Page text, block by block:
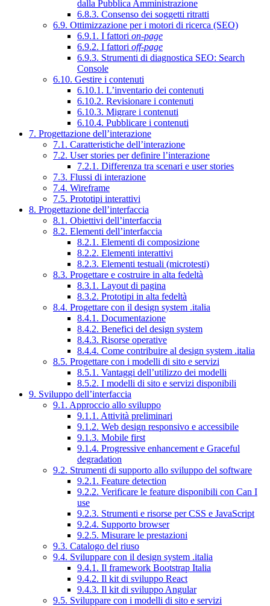
dalla Pubblica Amministrazione
6.8.3. Consenso dei soggetti ritratti
6.9. Ottimizzazione per i motori di ricerca (SEO)
6.9.1. I fattori on-page
6.9.2. I fattori off-page
6.9.3. Strumenti di diagnostica SEO: Search
Console
6.10. Gestire i contenuti
6.10.1. L’inventario dei contenuti
6.10.2. Revisionare i contenuti
6.10.3. Migrare i contenuti
6.10.4. Pubblicare i contenuti
7. Progettazione dell’interazione
7.1. Caratteristiche dell’interazione
7.2. User stories per definire l’interazione
7.2.1. Differenza tra scenari e user stories
7.3. Flussi di interazione
7.4. Wireframe
7.5. Prototipi interattivi
8. Progettazione dell’interfaccia
8.1. Obiettivi dell’interfaccia
8.2. Elementi dell’interfaccia
8.2.1. Elementi di composizione
8.2.2. Elementi interattivi
8.2.3. Elementi testuali (microtesti)
8.3. Progettare e costruire in alta fedeltà
8.3.1. Layout di pagina
8.3.2. Prototipi in alta fedeltà
8.4. Progettare con il design system .italia
8.4.1. Documentazione
8.4.2. Benefici del design system
8.4.3. Risorse operative
8.4.4. Come contribuire al design system .italia
8.5. Progettare con i modelli di sito e servizi
8.5.1. Vantaggi dell’utilizzo dei modelli
8.5.2. I modelli di sito e servizi disponibili
9. Sviluppo dell’interfaccia
9.1. Approccio allo sviluppo
9.1.1. Attività preliminari
9.1.2. Web design responsivo e accessibile
9.1.3. Mobile first
9.1.4. Progressive enhancement e Graceful
degradation
9.2. Strumenti di supporto allo sviluppo del software
9.2.1. Feature detection
9.2.2. Verificare le feature disponibili con Can I
use
9.2.3. Strumenti e risorse per CSS e JavaScript
9.2.4. Supporto browser
9.2.5. Misurare le prestazioni
9.3. Catalogo del riuso
9.4. Sviluppare con il design system .italia
9.4.1. Il framework Bootstrap Italia
9.4.2. Il kit di sviluppo React
9.4.3. Il kit di sviluppo Angular
9.5. Sviluppare con i modelli di sito e servizi